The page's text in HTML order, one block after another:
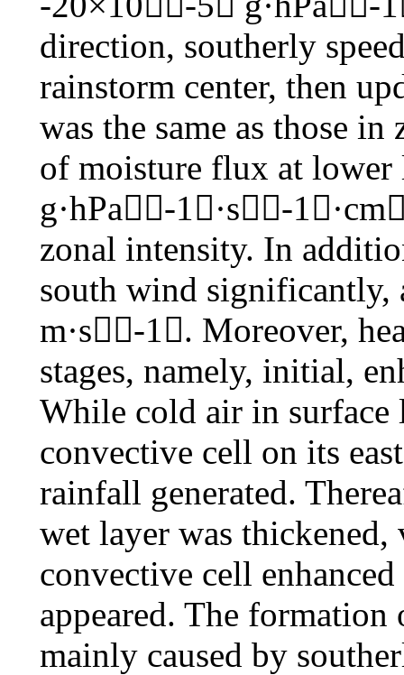
direction, southerly
rainstorm center, then
was the same as those
of moisture flux at
g·hPa-1·s-
zonal intensity. In
south wind significantly,
m·s-1. Moreover,
stages, namely, initial,
While cold air in surface
convective cell on its
rainfall generated.
wet layer was thickened,
convective cell
appeared. The
mainly caused by